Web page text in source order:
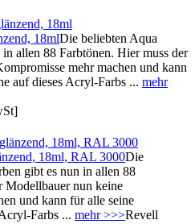
18mlDie beliebten Aqua
allen 88 Farbtönen. Hier muss der
mehr machen und kann
auf dieses Acryl-Farbs ... mehr
18ml, RAL 3000Die
gibt es nun in allen 88
Modellbauer nun keine
und kann für alle seine
Farbs ... mehr >>>Revell